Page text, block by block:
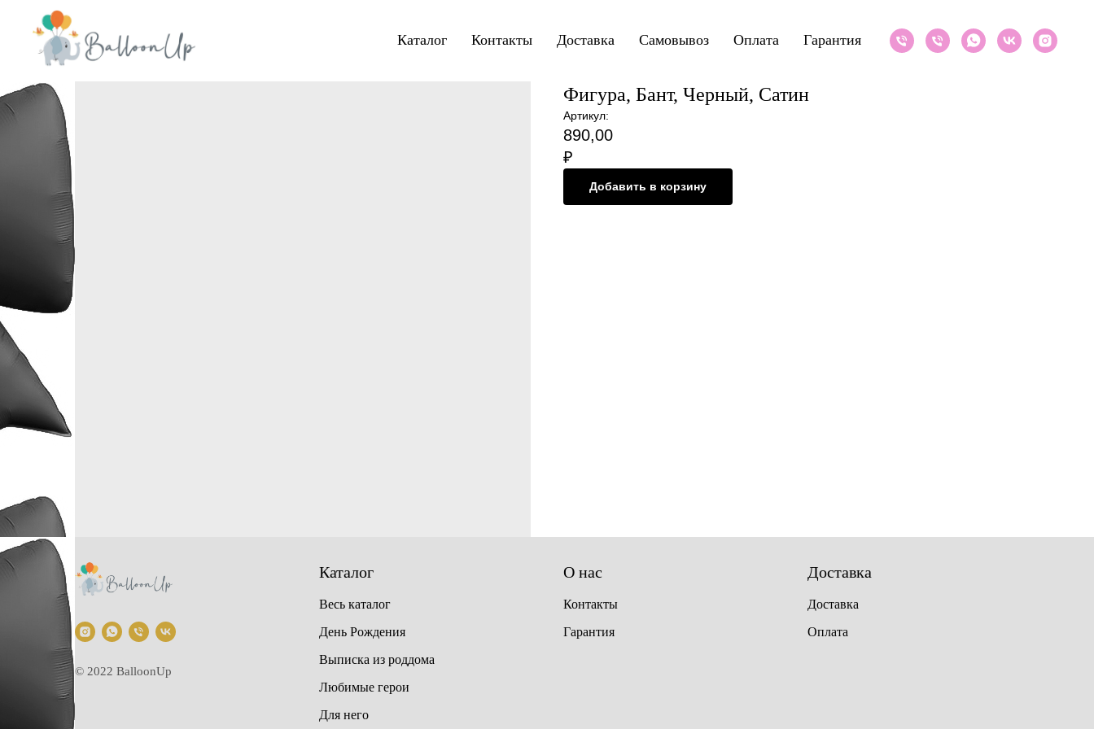
Каталог Контакты Доставка Самовывоз Оплата Гарантия
Фигура, Бант, Черный, Сатин
Артикул:
890,00
₽
Добавить в корзину
© 2022 BalloonUp
Каталог
Весь каталог
День Рождения
Выписка из роддома
Любимые герои
Для него
О нас
Контакты
Гарантия
Доставка
Доставка
Оплата